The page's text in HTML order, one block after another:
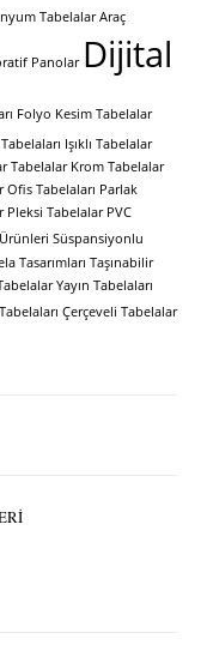
Tabelalar Araç
Panolar Dijital
Folyo Kesim Tabelalar
Işıklı Tabelalar
Tabelalar Krom Tabelalar
Ofis Tabelaları Parlak
Pleksi Tabelalar PVC
Süspansiyonlu
Tasarımları Taşınabilir
Yayın Tabelaları
Çerçeveli Tabelalar